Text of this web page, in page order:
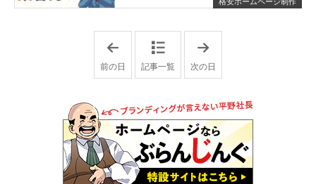
格安ホームページ制作
6
月
7
日
前の日 記事一覧
6
月
2
日
」
次の日